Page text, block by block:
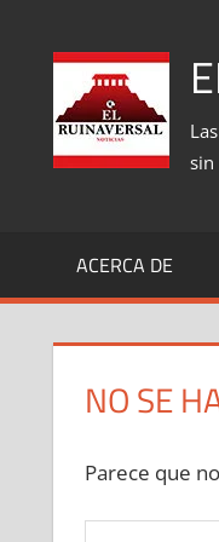
contenido
sin
ACERCA DE
NO SE
Parece que